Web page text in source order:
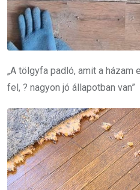
„A tölgyfa padló, amit a
fel, ? nagyon jó állapotban van”